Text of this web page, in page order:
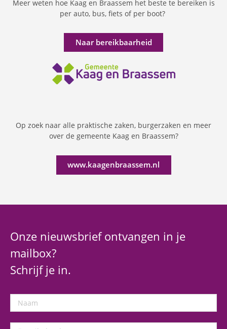
Meer weten hoe Kaag en Braassem het beste te bereiken is
per auto, bus, fiets of per boot?
Naar bereikbaarheid
Op zoek naar alle praktische zaken, burgerzaken en meer
over de gemeente Kaag en Braassem?
www.kaagenbraassem.nl
Onze nieuwsbrief ontvangen in je
mailbox?
Schrijf je in.
Naam